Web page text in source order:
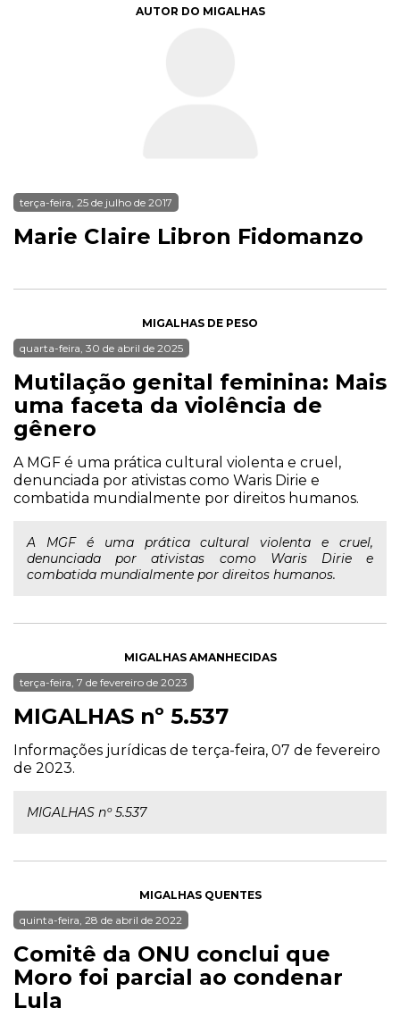
AUTOR DO MIGALHAS
terça-feira, 25 de julho de 2017
Marie Claire Libron Fidomanzo
MIGALHAS DE PESO
quarta-feira, 30 de abril de 2025
Mutilação genital feminina: Mais
uma faceta da violência de
gênero
A MGF é uma prática cultural violenta e cruel,
denunciada por ativistas como Waris Dirie e
combatida mundialmente por direitos humanos.
A MGF é uma prática cultural violenta e cruel,
denunciada por ativistas como Waris Dirie e
combatida mundialmente por direitos humanos.
MIGALHAS AMANHECIDAS
terça-feira, 7 de fevereiro de 2023
MIGALHAS nº 5.537
Informações jurídicas de terça-feira, 07 de fevereiro
de 2023.
MIGALHAS nº 5.537
MIGALHAS QUENTES
quinta-feira, 28 de abril de 2022
Comitê da ONU conclui que
Moro foi parcial ao condenar
Lula